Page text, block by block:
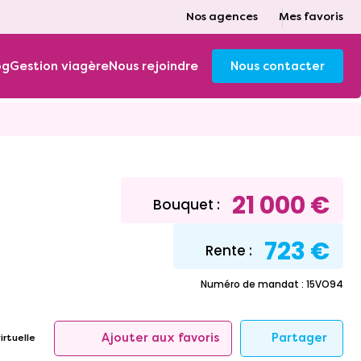
Nos agences Mes favoris
Gestion viagèreNous rejoindre Nous contacter
Bouquet : 21 000 €
Rente : 723 €
Numéro de mandat : 15VO94
Ajouter aux favoris Partager